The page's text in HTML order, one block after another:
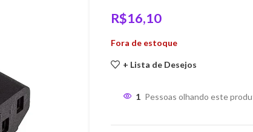
R$16,10
Fora de estoque
+ Lista de Desejos
1 Pessoas olhando este